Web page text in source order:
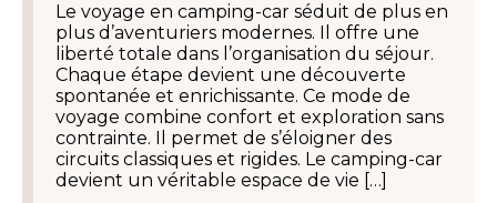
Le voyage en camping-car séduit de plus en
plus d’aventuriers modernes. Il offre une
liberté totale dans l’organisation du séjour.
Chaque étape devient une découverte
spontanée et enrichissante. Ce mode de
voyage combine confort et exploration sans
contrainte. Il permet de s’éloigner des
circuits classiques et rigides. Le camping-car
devient un véritable espace de vie […]